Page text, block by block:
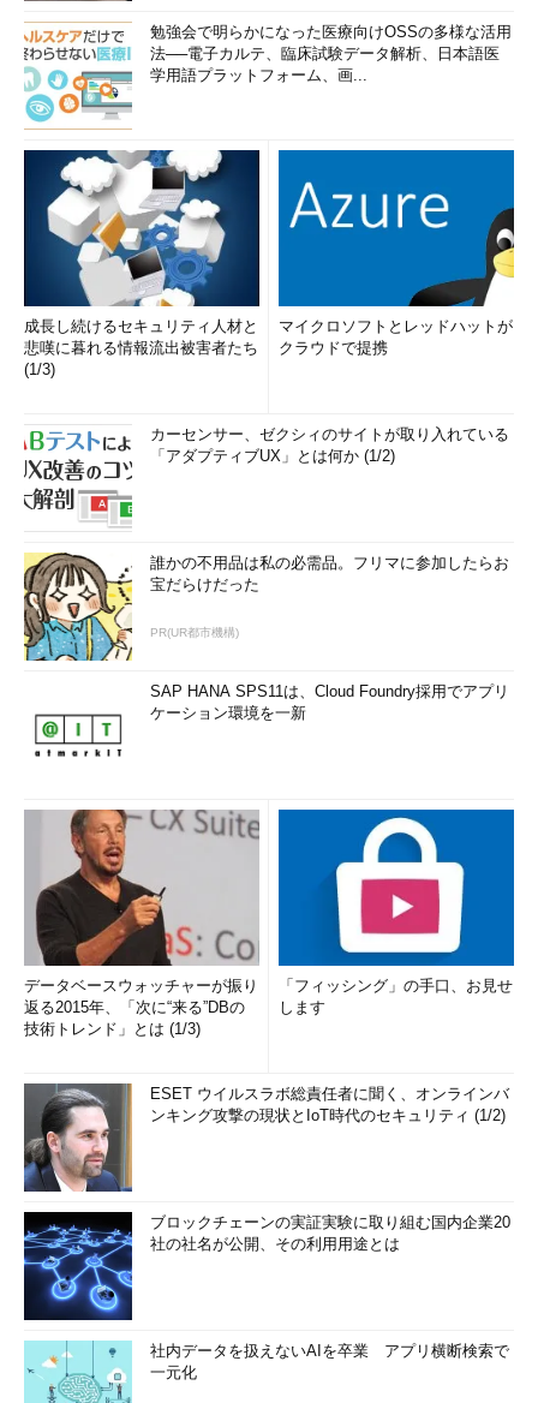
勉強会で明らかになった医療向けOSSの多様な活用
法──電子カルテ、臨床試験データ解析、日本語医
学用語プラットフォーム、画...
成長し続けるセキュリティ人材と
悲嘆に暮れる情報流出被害者たち
(1/3)
マイクロソフトとレッドハットが
クラウドで提携
カーセンサー、ゼクシィのサイトが取り入れている
「アダプティブUX」とは何か (1/2)
誰かの不用品は私の必需品。フリマに参加したらお
宝だらけだった
PR(UR都市機構)
SAP HANA SPS11は、Cloud Foundry採用でアプリ
ケーション環境を一新
データベースウォッチャーが振り
返る2015年、「次に“来る”DBの
技術トレンド」とは (1/3)
「フィッシング」の手口、お見せ
します
ESET ウイルスラボ総責任者に聞く、オンラインバ
ンキング攻撃の現状とIoT時代のセキュリティ (1/2)
ブロックチェーンの実証実験に取り組む国内企業20
社の社名が公開、その利用用途とは
社内データを扱えないAIを卒業 アプリ横断検索で
一元化